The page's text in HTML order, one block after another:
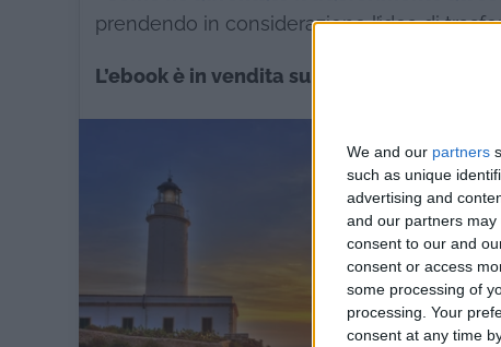
We and our partners
such as unique
advertising and
and our partners
consent to our and
consent or access
some processing of
processing. Your
consent at any time
prendendo in considerazione l’idea di
L’ebook è in vendita su Amazon al